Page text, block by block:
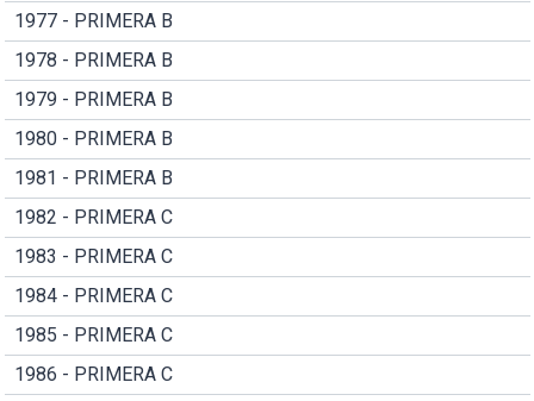
1977 - PRIMERA B
1978 - PRIMERA B
1979 - PRIMERA B
1980 - PRIMERA B
1981 - PRIMERA B
1982 - PRIMERA C
1983 - PRIMERA C
1984 - PRIMERA C
1985 - PRIMERA C
1986 - PRIMERA C